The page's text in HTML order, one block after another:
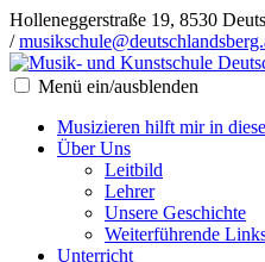
Holleneggerstraße 19, 8530
/
Menü ein/ausblenden
Musizieren hilft mir in
Über Uns
Leitbild
Lehrer
Unsere Geschichte
Weiterführende
Unterricht